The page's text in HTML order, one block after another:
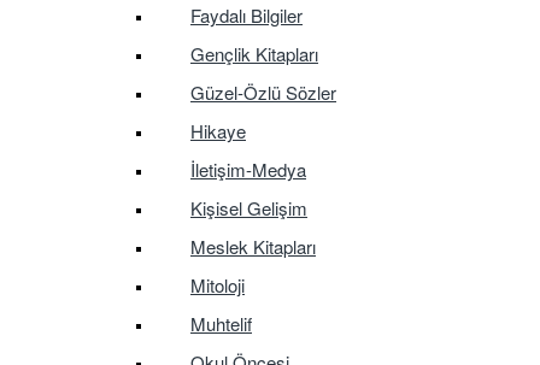
Faydalı Bilgiler
Gençlik Kitapları
Güzel-Özlü Sözler
Hikaye
İletişim-Medya
Kişisel Gelişim
Meslek Kitapları
Mitoloji
Muhtelif